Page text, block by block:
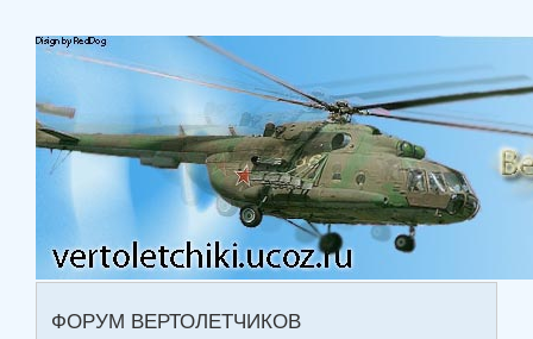
ФОРУМ ВЕРТОЛЕТЧИКОВ